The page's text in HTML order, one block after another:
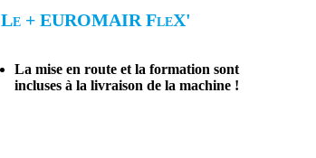
Le + EUROMAIR FleX'
La mise en route et la formation sont
incluses à la livraison de la machine !